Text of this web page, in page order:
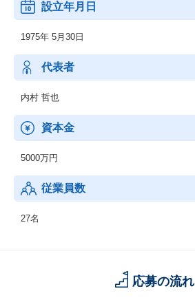
設立年月日
1975年 5月30日
代表者
内村 哲也
資本金
5000万円
従業員数
27名
応募の流れ